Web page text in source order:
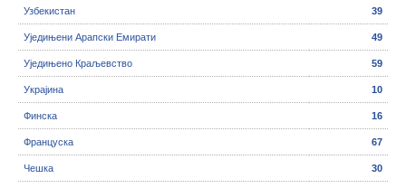
Узбекистан 39
Уједињени Арапски Емирати 49
Уједињено Краљевство 59
Украјина 10
Финска 16
Француска 67
Чешка 30